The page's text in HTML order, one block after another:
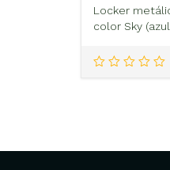
Locker
color Sky